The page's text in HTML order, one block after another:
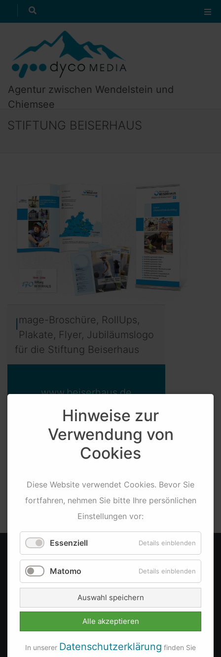
zum Textanfang
zur Navigation
Referenzen
Agentur zwischen Wendelstein und
Chiemsee
STIFTUNG BEISERHAUS
Image-Broschüre, RollUps,
Plakate, Flyer, Jubiläumslogo
für die Stiftung Beiserhaus
www.beiserhaus.de
Team Post
KONTAKT
dyco MEDIA
83101 Rohrdorf (b. Rosenheim)
Fon: +49 (0)8031 469 81 09
Fon: +49 (0)8031 469 84 34
Hinweise zur
Verwendung von
Cookies
Diese Website verwendet Cookies. Bevor Sie
fortfahren, nehmen Sie bitte Ihre persönlichen
Einstellungen vor:
Essenziell Details einblenden
Matomo Details einblenden
Auswahl speichern
Alle akzeptieren
In unserer Datenschutzerklärung finden Sie